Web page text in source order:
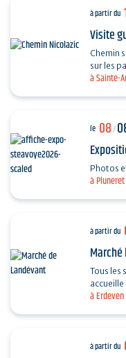
à Sainte-
à partir du
Visite
Chemin
sur les
que je
à Pluneret
le 08/
Photos
à Erdeven
à partir du
Tous les
accueille
à partir du